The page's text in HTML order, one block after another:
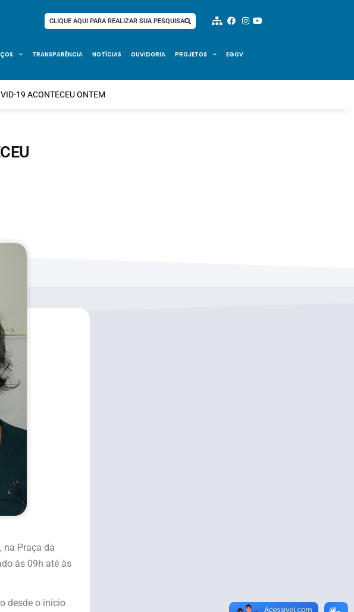
CLIQUE AQUI PARA REALIZAR SUA PESQUISA
TRANSPARÊNCIA NOTÍCIAS OUVIDORIA PROJETOS EGOV
19 ACONTECEU ONTEM
na Praça da
às 09h até às
desde o início